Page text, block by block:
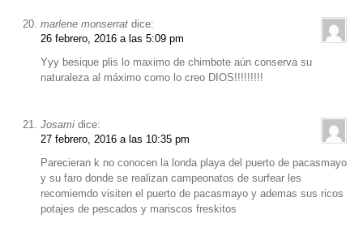
marlene monserrat dice:
26 febrero, 2016 a las 5:09 pm
Yyy besique plis lo maximo de chimbote aún conserva su
naturaleza al máximo como lo creo DIOS!!!!!!!!!
Josami dice:
27 febrero, 2016 a las 10:35 pm
Parecieran k no conocen la londa playa del puerto de pacasmayo
y su faro donde se realizan campeonatos de surfear les
recomiemdo visiten el puerto de pacasmayo y ademas sus ricos
potajes de pescados y mariscos freskitos